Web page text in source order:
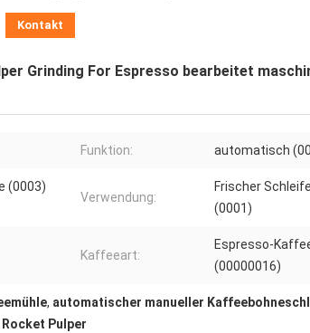
Kontakt
Grinding For Espresso bearbeitet
Funktion: automatisch
(0003)
Verwendung:
Frischer
(0001)
Kaffeeart:
Espresso-
(00000016)
, automatischer manueller
Pulper